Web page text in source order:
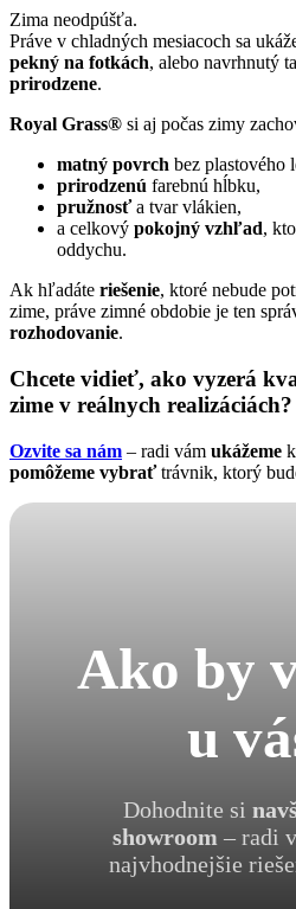
Zima neodpúšťa.
Práve v chladných mesiacoch sa
pekný na fotkách, alebo navrhnutý
prirodzene.
Royal Grass® si aj počas zimy
matný povrch bez plastového
prirodzenú farebnú hĺbku,
pružnosťa tvar vlákien,
a celkový pokojný vzhľad,
oddychu.
Ak hľadáte riešenie, ktoré nebude
zime, práve zimné obdobie je ten
rozhodovanie.
Chcete vidieť, ako vyzerá
zime v reálnych realizáciách?
Ozvite sa nám – radi vám ukážeme
pomôžeme vybraťtrávnik, ktorý
Ako by
u
Dohodnite si
showroom – radi
najvhodnejšie